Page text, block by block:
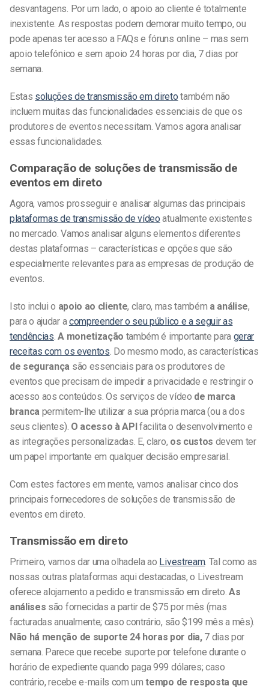
desvantagens. Por um lado, o apoio ao cliente é totalmente
inexistente. As respostas podem demorar muito tempo, ou
pode apenas ter acesso a FAQs e fóruns online – mas sem
apoio telefónico e sem apoio 24 horas por dia, 7 dias por
semana.
Estas soluções de transmissão em direto também não
incluem muitas das funcionalidades essenciais de que os
produtores de eventos necessitam. Vamos agora analisar
essas funcionalidades.
Comparação de soluções de transmissão de
eventos em direto
Agora, vamos prosseguir e analisar algumas das principais
plataformas de transmissão de vídeo atualmente existentes
no mercado. Vamos analisar alguns elementos diferentes
destas plataformas – características e opções que são
especialmente relevantes para as empresas de produção de
eventos.
Isto inclui o apoio ao cliente, claro, mas também a análise,
para o ajudar acompreender o seu público e a seguir as
tendências.A monetização também é importante para gerar
receitas com os eventos. Do mesmo modo, as características
de segurança são essenciais para os produtores de
eventos que precisam de impedir a privacidade e restringir o
acesso aos conteúdos. Os serviços de vídeo de marca
branca permitem-lhe utilizar a sua própria marca (ou a dos
seus clientes). O acesso à APIfacilita o desenvolvimento e
as integrações personalizadas. E, claro, os custos devem ter
um papel importante em qualquer decisão empresarial.
Com estes factores em mente, vamos analisar cinco dos
principais fornecedores de soluções de transmissão de
eventos em direto.
Transmissão em direto
Primeiro, vamos dar uma olhadela ao Livestream. Tal como as
nossas outras plataformas aqui destacadas, o Livestream
oferece alojamento a pedido e transmissão em direto.As
análises são fornecidas a partir de $75 por mês (mas
facturadas anualmente; caso contrário, são $199 mês a mês).
Não há menção de suporte 24 horas por dia,7 dias por
semana. Parece que recebe suporte por telefone durante o
horário de expediente quando paga 999 dólares; caso
contrário, recebe e-mails com umtempo de resposta que